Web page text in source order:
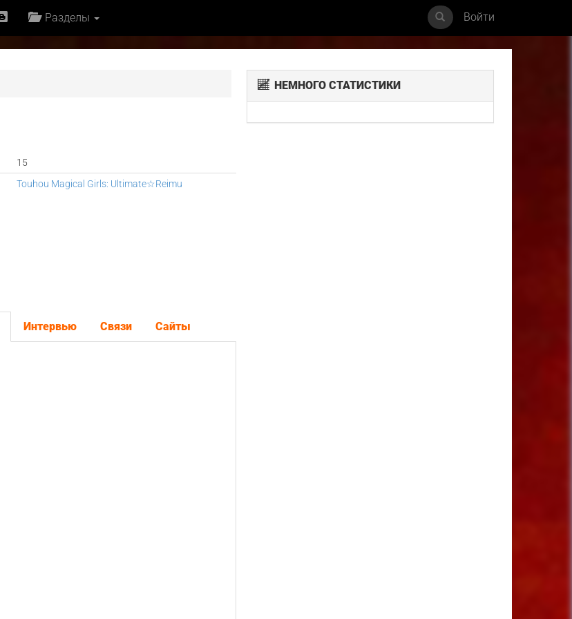
Разделы Войти
15
Touhou Magical Girls: Ultimate☆Reimu
Интервью Связи Сайты
НЕМНОГО СТАТИСТИКИ